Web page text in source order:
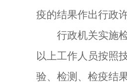
疫的结果作出行政
行政机关实施检
以上工作人员按照
验、检测、检疫结